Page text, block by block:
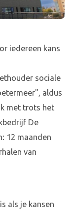
iedereen kans
sociale
aldus
met trots het
De
12 maanden
van
als je kansen